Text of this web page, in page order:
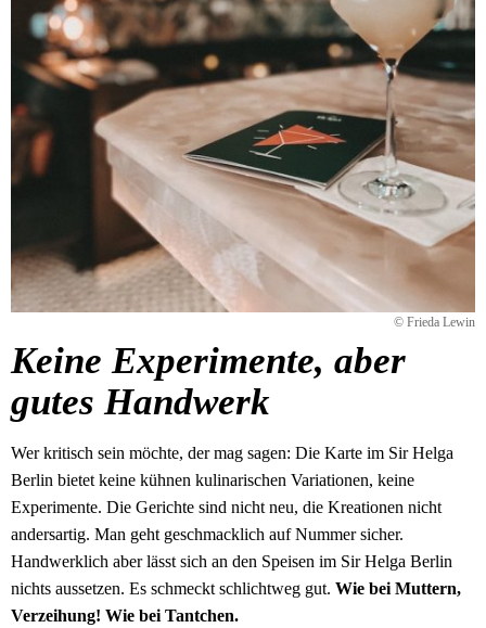
© Frieda Lewin
Keine Experimente, aber
gutes Handwerk
Wer kritisch sein möchte, der mag sagen: Die Karte im Sir Helga
Berlin bietet keine kühnen kulinarischen Variationen, keine
Experimente. Die Gerichte sind nicht neu, die Kreationen nicht
andersartig. Man geht geschmacklich auf Nummer sicher.
Handwerklich aber lässt sich an den Speisen im Sir Helga Berlin
nichts aussetzen. Es schmeckt schlichtweg gut. Wie bei Muttern,
Verzeihung! Wie bei Tantchen.